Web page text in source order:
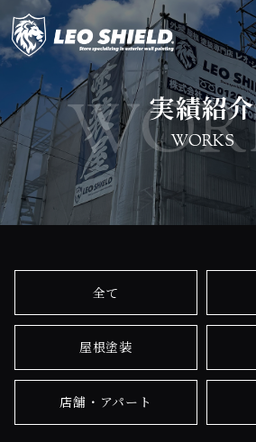
実績紹介
WORKS
全て
屋根塗装
店舗・アパート